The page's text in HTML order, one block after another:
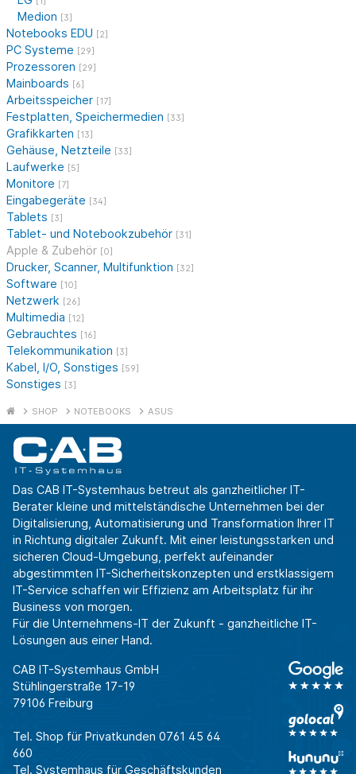
Medion [3]
Notebooks EDU [2]
PC Systeme [29]
Prozessoren [29]
Mainboards [6]
Arbeitsspeicher [17]
Festplatten, Speichermedien [33]
Grafikkarten [13]
Gehäuse, Netzteile [33]
Laufwerke [5]
Monitore [7]
Eingabegeräte [34]
Tablets [3]
Tablet- und Notebookzubehör [31]
Apple & Zubehör [0]
Drucker, Scanner, Multifunktion [32]
Software [10]
Netzwerk [26]
Multimedia [12]
Gebrauchtes [16]
Telekommunikation [3]
Kabel, I/O, Sonstiges [59]
Sonstiges [3]
SHOP NOTEBOOKS ASUS
Das CAB IT-Systemhaus betreut als ganzheitlicher IT-
Berater kleine und mittelständische Unternehmen bei der
Digitalisierung, Automatisierung und Transformation Ihrer IT
in Richtung digitaler Zukunft. Mit einer leistungsstarken und
sicheren Cloud-Umgebung, perfekt aufeinander
abgestimmten IT-Sicherheitskonzepten und erstklassigem
IT-Service schaffen wir Effizienz am Arbeitsplatz für ihr
Business von morgen.
Für die Unternehmens-IT der Zukunft - ganzheitliche IT-
Lösungen aus einer Hand.
CAB IT-Systemhaus GmbH
Stühlingerstraße 17-19
79106 Freiburg
Tel. Shop für Privatkunden 0761 45 64
660
Tel. Systemhaus für Geschäftskunden